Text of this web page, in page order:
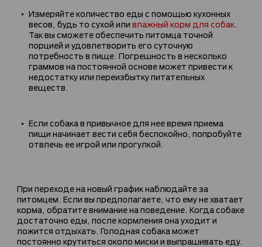
Измеряйте количество еды с помощью кухонных
весов, будь то сухой или влажный корм для собак
Так вы сможете обеспечить питомца точной
порцией и удовлетворить его суточную
потребность в пище. Погрешность в несколько
граммов на постоянной основе может привести к
недостатку или переизбытку питательных
веществ.
Если собака в привычное для нее время приема
пищи начинает вести себя беспокойно, попробуйте
отвлечь ее игрой или прогулкой.
При переходе на новый график наблюдайте за
питомцем. Если вы предполагаете, что ему не хватает
корма, обратите внимание на поведение. Когда собаке
достаточно еды, после кормления она уходит и
ложится отдыхать. Голодная собака может
постоянно крутиться около миски и выпрашивать еду.